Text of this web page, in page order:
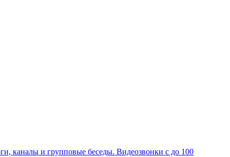
каналы и групповые беседы. Видеозвонки с до 100